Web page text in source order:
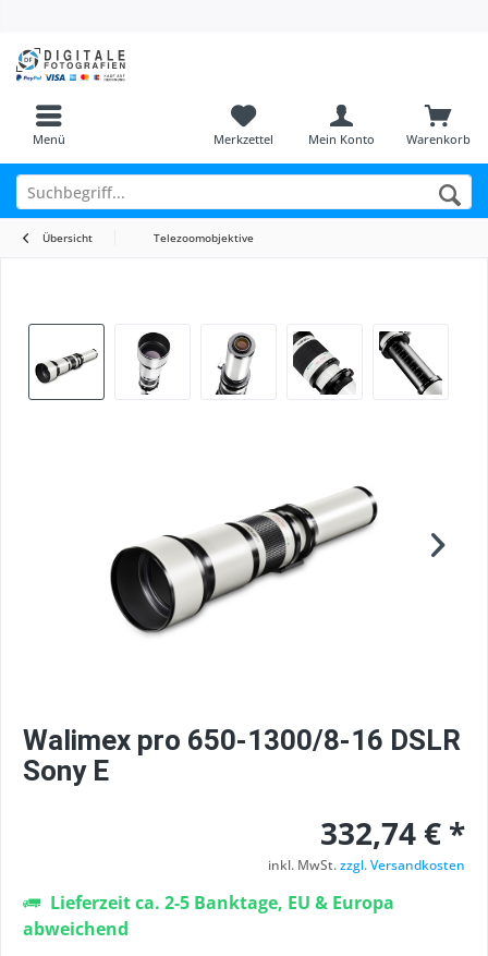
Menü Warenkorb
Merkzettel Mein Konto
Übersicht Telezoomobjektive
Walimex pro 650-1300/8-16 DSLR
Sony E
332,74 € *
inkl. MwSt.zzgl. Versandkosten
Lieferzeit ca. 2-5 Banktage, EU & Europa
abweichend